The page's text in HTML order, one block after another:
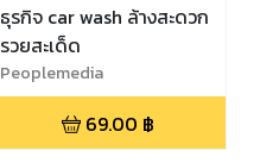
ธุรกิจ car wash ล้างสะดวก
รวยสะเด็ด
Peoplemedia
69.00 ฿